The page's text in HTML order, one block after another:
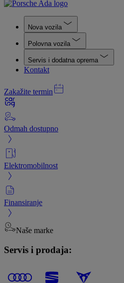
Nova vozila
Polovna vozila
Servis i dodatna oprema
Kontakt
Zakažite termin
Odmah dostupno
Elektromobilnost
Finansiranje
Naše marke
Servis i prodaja: